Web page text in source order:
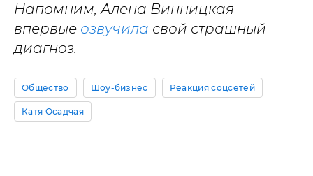
Напомним, Алена Винницкая
впервые озвучила свой страшный
диагноз.
Общество Шоу-бизнес Реакция соцсетей
Катя Осадчая